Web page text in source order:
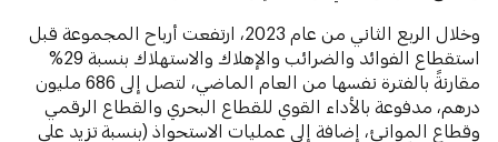
وخلال الربع الثاني من عام 2023، ارتفعت أرباح المجموعة قبل
استقطاع الفوائد والضرائب والإهلاك والاستهلاك بنسبة 29%
مقارنةً بالفترة نفسها من العام الماضي، لتصل إلى 686 مليون
درهم، مدفوعة بالأداء القوي للقطاع البحري والقطاع الرقمي
وقطاع الموانئ، إضافة إلى عمليات الاستحواذ (بنسبة تزيد على